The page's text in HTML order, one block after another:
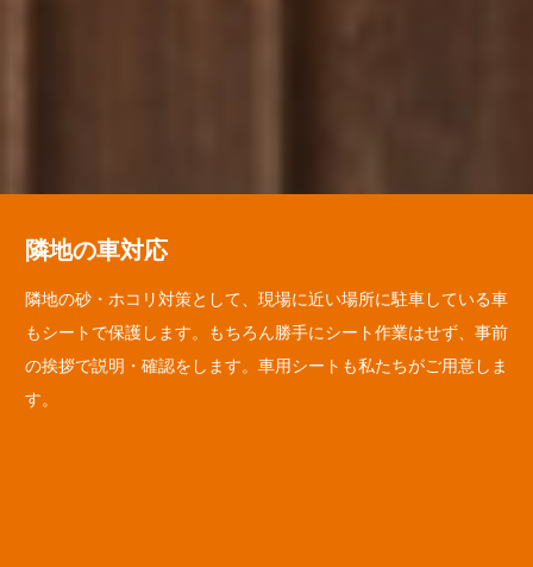
隣地の車対応
隣地の砂・ホコリ対策として、現場に近い場所に駐車している車
もシートで保護します。もちろん勝手にシート作業はせず、事前
の挨拶で説明・確認をします。車用シートも私たちがご用意しま
す。